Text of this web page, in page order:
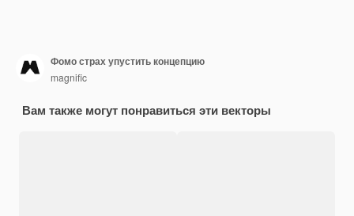
Фомо страх упустить концепцию
magnific
Вам также могут понравиться эти векторы